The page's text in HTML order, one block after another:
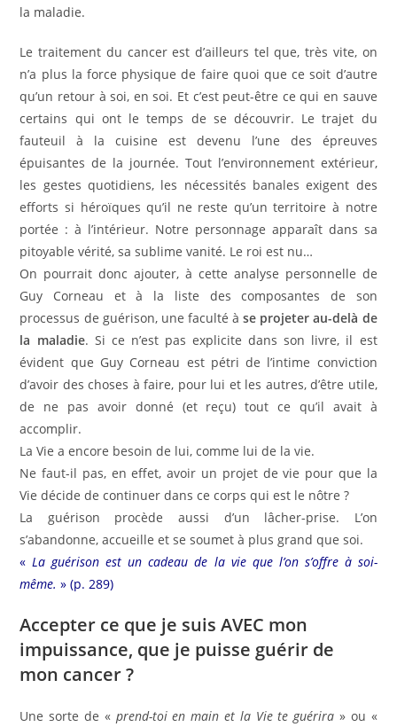
la maladie.
Le traitement du cancer est d’ailleurs tel que, très vite, on
n’a plus la force physique de faire quoi que ce soit d’autre
qu’un retour à soi, en soi. Et c’est peut-être ce qui en sauve
certains qui ont le temps de se découvrir. Le trajet du
fauteuil à la cuisine est devenu l’une des épreuves
épuisantes de la journée. Tout l’environnement extérieur,
les gestes quotidiens, les nécessités banales exigent des
efforts si héroïques qu’il ne reste qu’un territoire à notre
portée : à l’intérieur. Notre personnage apparaît dans sa
pitoyable vérité, sa sublime vanité. Le roi est nu…
On pourrait donc ajouter, à cette analyse personnelle de
Guy Corneau et à la liste des composantes de son
processus de guérison, une faculté àse projeter au-delà de
la maladie. Si ce n’est pas explicite dans son livre, il est
évident que Guy Corneau est pétri de l’intime conviction
d’avoir des choses à faire, pour lui et les autres, d’être utile,
de ne pas avoir donné (et reçu) tout ce qu’il avait à
accomplir.
La Vie a encore besoin de lui, comme lui de la vie.
Ne faut-il pas, en effet, avoir un projet de vie pour que la
Vie décide de continuer dans ce corps qui est le nôtre ?
La guérison procède aussi d’un lâcher-prise. L’on
s’abandonne, accueille et se soumet à plus grand que soi.
« La guérison est un cadeau de la vie que l’on s’offre à soi-
même. » (p. 289)
Accepter ce que je suis AVEC mon
impuissance, que je puisse guérir de
mon cancer ?
Une sorte de « prend-toi en main et la Vie te guérira » ou «